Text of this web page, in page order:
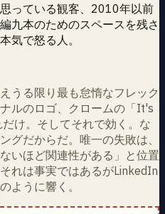
っている観客、2010年以前
九本のためのスペースを残さ
気で怒る人。
うる限り最も怠惰なフレック
ルのロゴ、クロームの「It's
け。そしてそれで効く。な
グだからだ。唯一の失敗は、
いほど関連性がある」と位置
れは事実ではあるがLinkedIn
ように響く。